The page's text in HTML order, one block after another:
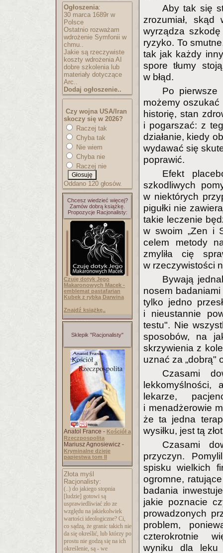
Ogłoszenia:
30 marca 1689r w
Polsce
Ostatnio rozważam
wdrożenie Symfonii w
chmu..
Jakie są rzeczywiste
koszty wdrożenia AI
dobre szkolenia lub
materiały dotyczące
Arc..
Dodaj ogłoszenie..
Czy wojna USA/Iran
skoczy się w 2026?
Raczej tak
Chyba tak
Nie wiem
Chyba nie
Raczej nie
Oddano 120 głosów.
Chcesz wiedzieć więcej?
Zamów dobrą książkę.
Propozycje Racjonalisty:
Czuję dotyk Jego
Makaronowych Macek -
emblemat pastafarian
Kubek z rybką Darwina
Znajdź książkę..
Sklepik "Racjonalisty"
Anatol France - Kościół a
Rzeczpospolita
Mariusz Agnosiewicz -
Kryminalne dzieje
papiestwa tom II
Złota myśl
Racjonalisty:
(..) do jakiego stopnia
[ludzie] gotowi są
usprawiedliwiać zło ze
względu na jakiekolwiek
wartości ideologiczne? Ci,
co sądzą, że granic takich nie
da się określić, lub którzy po
prostu nie godzą się na ich
określenie, są - we
Aby tak się
zrozumiał,
wyrządza
ryzyko. To
tak jak każdy
spore tłumy
w błąd.
Po pierwsze
możemy
historię, stan
i pogarszać: z
działanie, kiedy
wydawać się
poprawić.
Efekt
szkodliwych
w niektórych
pigułki nie
takie leczenie
w swoim „Zen i
celem metody
zmyliła cię
w rzeczywistości
Bywają
nosem
tylko jedno
i nieustannie
testu". Nie
sposobów, na
skrzywienia z
uznać za „dobrą"
Czasami
lekarze,
i menadżerowie
że ta jedna
wysiłku, jest tą
Czasami
przyczyn.
spisku wielkich
ogromne,
badania
jakie poznacie
prowadzonych
problem,
czterokrotnie
wyniku dla leku